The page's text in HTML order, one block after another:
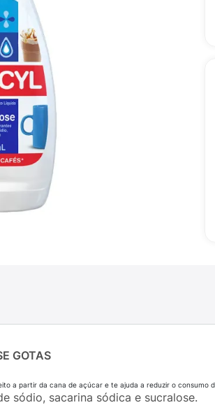
GOTAS
a partir da cana de açúcar e te ajuda a reduzir o consumo
sódio, sacarina sódica e sucralose.